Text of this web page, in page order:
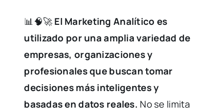
📊🧠🚀El Marketing Analítico es
utilizado por una amplia variedad de
empresas, organizaciones y
profesionales que buscan tomar
decisiones más inteligentes y
basadas en datos reales. No se limita